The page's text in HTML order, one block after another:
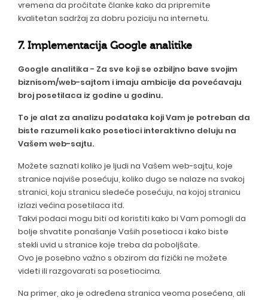
vremena da pročitate članke kako da pripremite
kvalitetan sadržaj za dobru poziciju na internetu.
7. Implementacija Google analitike
Google analitika - Za sve koji se ozbiljno bave svojim
biznisom/web-sajtom i imaju ambicije da povećavaju
broj posetilaca iz godine u godinu.
To je alat za analizu podataka koji Vam je potreban da
biste razumeli kako posetioci interaktivno deluju na
Vašem web-sajtu.
Možete saznati koliko je ljudi na Vašem web-sajtu, koje
stranice najviše posećuju, koliko dugo se nalaze na svakoj
stranici, koju stranicu sledeće posećuju, na kojoj stranicu
izlazi većina posetilaca itd.
Takvi podaci mogu biti od koristiti kako bi Vam pomogli da
bolje shvatite ponašanje Vaših posetioca i kako biste
stekli uvid u stranice koje treba da poboljšate.
Ovo je posebno važno s obzirom da fizički ne možete
videti ili razgovarati sa posetiocima.
Na primer, ako je određena stranica veoma posećena, ali